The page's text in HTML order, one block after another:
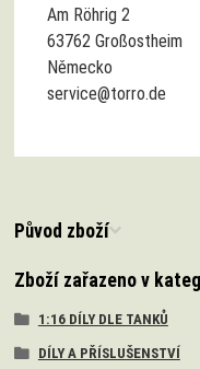
Am Röhrig 2
63762 Großostheim
Německo
service@torro.de
Původ zboží
Zboží zařazeno v
1:16 DÍLY DLE TANKŮ
DÍLY A PŘÍSLUŠENSTVÍ